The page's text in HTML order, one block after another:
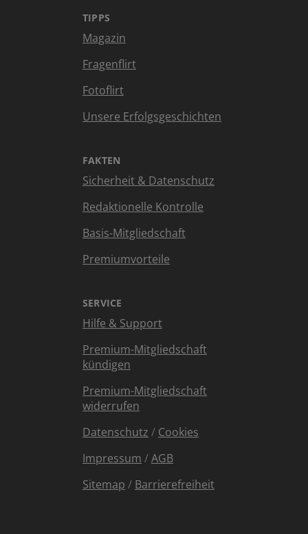
TIPPS
Magazin
Fragenflirt
Fotoflirt
Unsere Erfolgsgeschichten
FAKTEN
Sicherheit & Datenschutz
Redaktionelle Kontrolle
Basis-Mitgliedschaft
Premiumvorteile
SERVICE
Hilfe & Support
Premium-Mitgliedschaft
kündigen
Premium-Mitgliedschaft
widerrufen
Datenschutz / Cookies
Impressum /AGB
Sitemap / Barrierefreiheit